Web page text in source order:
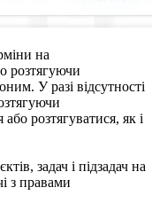
на
розтягуючи
У разі відсутності
розтягуватися, як і
задач і підзадач на
з правами